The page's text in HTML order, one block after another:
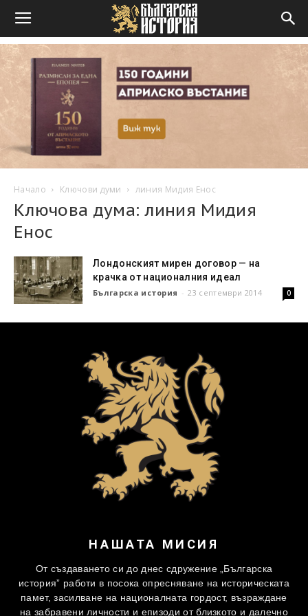
Начало Ключови думи линия Мидия Енос
Ключова дума: линия Мидия
Енос
Лондонският мирен договор — на
крачка от националния идеал
Българска история - 23 септември 2014 0
НАШАТА МИСИЯ
От създаването си до днес сдружение „Българска
история” работи в посока опресняване на историческата
памет, засилване на националната гордост, възраждане
на забравени личности и епизоди от близкото и далечно